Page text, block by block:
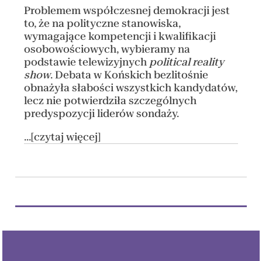
Problemem współczesnej demokracji jest
to, że na polityczne stanowiska,
wymagające kompetencji i kwalifikacji
osobowościowych, wybieramy na
podstawie telewizyjnych political reality
show. Debata w Końskich bezlitośnie
obnażyła słabości wszystkich kandydatów,
lecz nie potwierdziła szczególnych
predyspozycji liderów sondaży.
...[czytaj więcej]